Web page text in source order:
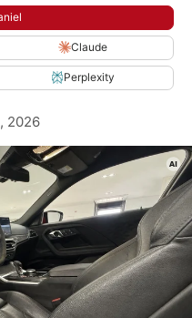
Claude
Perplexity
2026